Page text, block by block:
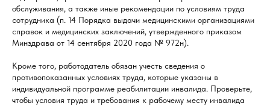
обслуживания, а также иные рекомендации по условиям труда
сотрудника (п. 14 Порядка выдачи медицинскими организациями
справок и медицинских заключений, утвержденного приказом
Минздрава от 14 сентября 2020 года № 972н).
Кроме того, работодатель обязан учесть сведения о
противопоказанных условиях труда, которые указаны в
индивидуальной программе реабилитации инвалида. Проверьте,
чтобы условия труда и требования к рабочему месту инвалида